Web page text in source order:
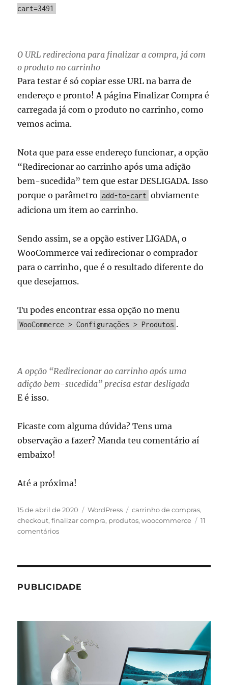
cart=3491
O URL redireciona para finalizar a compra, já com
o produto no carrinho
Para testar é só copiar esse URL na barra de
endereço e pronto! A página Finalizar Compra é
carregada já com o produto no carrinho, como
vemos acima.
Nota que para esse endereço funcionar, a opção
“Redirecionar ao carrinho após uma adição
bem-sucedida” tem que estar DESLIGADA. Isso
porque o parâmetro add-to-cart obviamente
adiciona um item ao carrinho.
Sendo assim, se a opção estiver LIGADA, o
WooCommerce vai redirecionar o comprador
para o carrinho, que é o resultado diferente do
que desejamos.
Tu podes encontrar essa opção no menu
WooCommerce > Configurações > Produtos .
A opção “Redirecionar ao carrinho após uma
adição bem-sucedida” precisa estar desligada
E é isso.
Ficaste com alguma dúvida? Tens uma
observação a fazer? Manda teu comentário aí
embaixo!
Até a próxima!
Publicado
em
15 de abril de 2020 Categorias
WordPress Tags
carrinho de compras,
checkout,finalizar compra, produtos,woocommerce
11
comentáriosem
produto
direto
PUBLICIDADE